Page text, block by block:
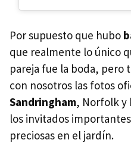
Por supuesto que hubo
que realmente lo único
pareja fue la boda, pero
con nosotros las fotos
Sandringham, Norfolk y
los invitados
preciosas en el jardín.